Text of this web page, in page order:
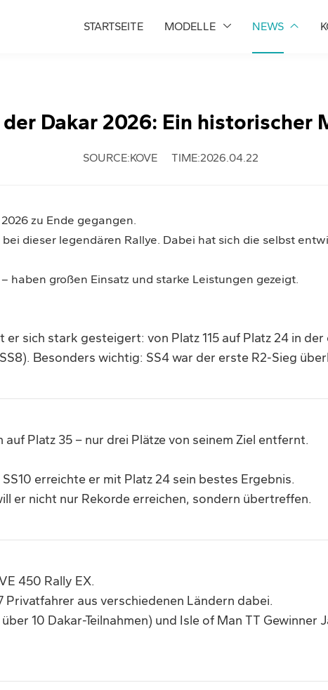
STARTSEITE MODELLE NEWS
der Dakar 2026: Ein historischer
SOURCE:KOVE TIME:2026.04.22
zu Ende gegangen.
bei dieser legendären Rallye. Dabei hat sich die selbst
haben großen Einsatz und starke Leistungen gezeigt.
sich stark gesteigert: von Platz 115 auf Platz 24 in
Besonders wichtig: SS4 war der erste R2-Sieg
Platz 35 – nur drei Plätze von seinem Ziel entfernt.
erreichte er mit Platz 24 sein bestes Ergebnis.
er nicht nur Rekorde erreichen, sondern übertreffen.
450 Rally EX.
Privatfahrer aus verschiedenen Ländern dabei.
10 Dakar-Teilnahmen) und Isle of Man TT Gewinner